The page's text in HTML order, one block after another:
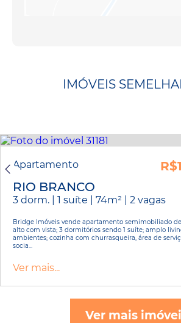
IMÓVEIS
Apartamento
RIO BRANCO
3 dorm. | 1 suíte | 74m² | 2 vagas
Bridge Imóveis vende apartamento semimobiliado
alto com vista; 3 dormitórios sendo 1 suíte; amplo
ambientes; cozinha com churrasqueira, área de
socia...
Ver mais...
Ver mais